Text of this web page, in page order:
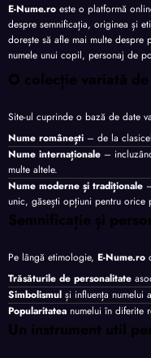
E-Nume.ro este o platformă
despre semnificația, originea și
dorește să afle mai multe despre
numele unui copil, personaj de
O colecție variată de
Site-ul cuprinde o bază de date
Nume românești – de la
Nume internaționale –
multe altele.
Nume moderne și tradiționale
unic, găsești opțiuni pentru orice
Semnificație și
Pe lângă etimologie, E-Nume.ro
Trăsăturile de personalitate
Simbolismul și influența numelui
Popularitatea numelui în diferite
Un instrument util